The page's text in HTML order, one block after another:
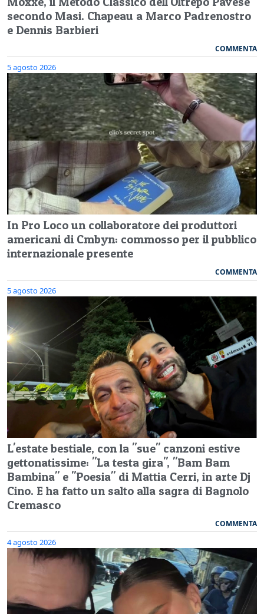
secondo Masi. Chapeau a Marco Padrenostro
e Dennis Barbieri
COMMENTA
5 agosto 2026
In Pro Loco un collaboratore dei produttori
americani di Cmbyn: commosso per il pubblico
internazionale presente
COMMENTA
5 agosto 2026
L'estate bestiale, con la "sue" canzoni estive
gettonatissime: "La testa gira", "Bam Bam
Bambina" e "Poesia" di Mattia Cerri, in arte Dj
Cino. E ha fatto un salto alla sagra di Bagnolo
Cremasco
COMMENTA
4 agosto 2026